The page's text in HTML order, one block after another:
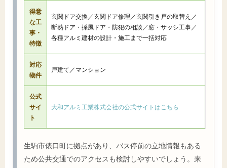
得意
な工
事・
特徴
玄関ドア交換／玄関ドア修理／玄関引き戸の取替え／
断熱ドア・採風ドア・防犯の相談／窓・サッシ工事／
各種アルミ建材の設計・施工まで一括対応
対応
物件
戸建て／マンション
公式
サイ
ト
大和アルミ工業株式会社の公式サイトはこちら
生駒市俵口町に拠点があり、バス停前の立地情報もある
ため公共交通でのアクセスも検討しやすいでしょう。来